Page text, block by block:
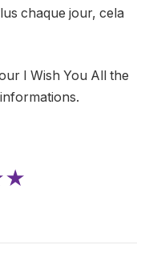
chaque jour, cela
I Wish You All the